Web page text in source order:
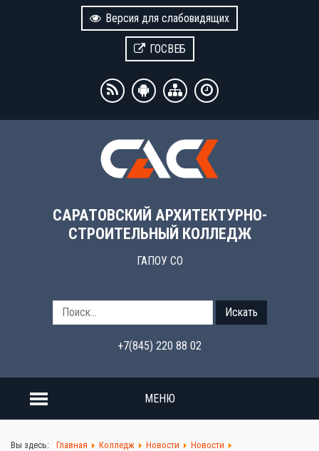
Версия для слабовидящих
ГОСВЕБ
САРАТОВСКИЙ АРХИТЕКТУРНО-
СТРОИТЕЛЬНЫЙ КОЛЛЕДЖ
ГАПОУ СО
Искать
+7(845) 220 88 02
МЕНЮ
Вы здесь: Главная Колледж Новости
Новости